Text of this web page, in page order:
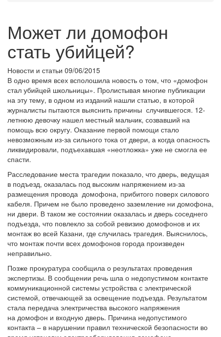
Может ли домофон
стать убийцей?
Новости и статьи 09/06/2015
В одно время всех всполошила новость о том, что «домофон
стал убийцей школьницы». Пролистывая многие публикации
на эту тему, в одном из изданий нашли статью, в которой
журналисты пытаются выяснить причины случившегося. 12-
летнюю девочку нашел местный мальчик, созвавший на
помощь всю округу. Оказание первой помощи стало
невозможным из-за сильного тока от двери, а когда опасность
ликвидировали, подъехавшая «неотложка» уже не смогла ее
спасти.
Расследование места трагедии показало, что дверь, ведущая
в подъезд, оказалась под высоким напряжением из-за
размещения провода домофона, прибитого поверх силового
кабеля. Причем не было проведено заземление ни домофона,
ни двери. В таком же состоянии оказалась и дверь соседнего
подъезда, что повлекло за собой ревизию домофонов и их
монтаж во всей Казани, где случилась трагедия. Выяснилось,
что монтаж почти всех домофонов города произведен
неправильно.
Позже прокуратура сообщила о результатах проведения
экспертизы. В сообщении речь шла о недопустимом контакте
коммуникационной системы устройства с электрической
системой, отвечающей за освещение подъезда. Результатом
стала передача электричества высокого напряжения
на домофон и входную дверь. Причина недопустимого
контакта – в нарушении правил технической безопасности во